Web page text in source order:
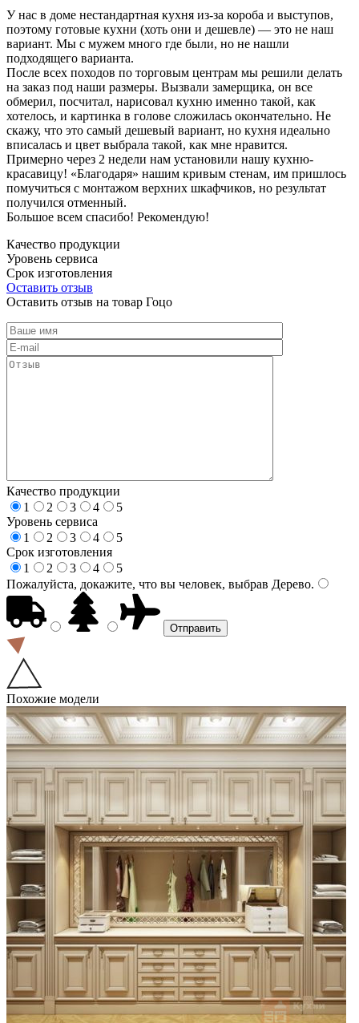
У нас в доме нестандартная кухня из-за короба и выступов,
поэтому готовые кухни (хоть они и дешевле) — это не наш
вариант. Мы с мужем много где были, но не нашли
подходящего варианта.
После всех походов по торговым центрам мы решили делать
на заказ под наши размеры. Вызвали замерщика, он все
обмерил, посчитал, нарисовал кухню именно такой, как
хотелось, и картинка в голове сложилась окончательно. Не
скажу, что это самый дешевый вариант, но кухня идеально
вписалась и цвет выбрала такой, как мне нравится.
Примерно через 2 недели нам установили нашу кухню-
красавицу! «Благодаря» нашим кривым стенам, им пришлось
помучиться с монтажом верхних шкафчиков, но результат
получился отменный.
Большое всем спасибо! Рекомендую!
Качество продукции
Уровень сервиса
Срок изготовления
Оставить отзыв
Оставить отзыв на товар Гоцо
Качество продукции
1
2 3 4
5
Уровень сервиса
1
2 3 4
5
Срок изготовления
1
2 3 4
5
Пожалуйста, докажите, что вы человек, выбрав Дерево.
Похожие модели